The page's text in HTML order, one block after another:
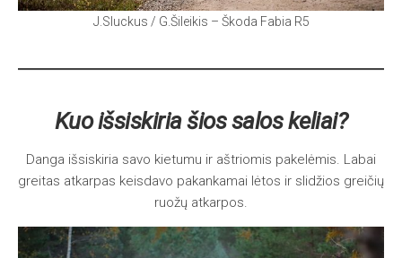
J.Sluckus / G.Šileikis – Škoda Fabia R5
Kuo išsiskiria šios salos keliai?
Danga išsiskiria savo kietumu ir aštriomis pakelėmis. Labai
greitas atkarpas keisdavo pakankamai lėtos ir slidžios greičių
ruožų atkarpos.